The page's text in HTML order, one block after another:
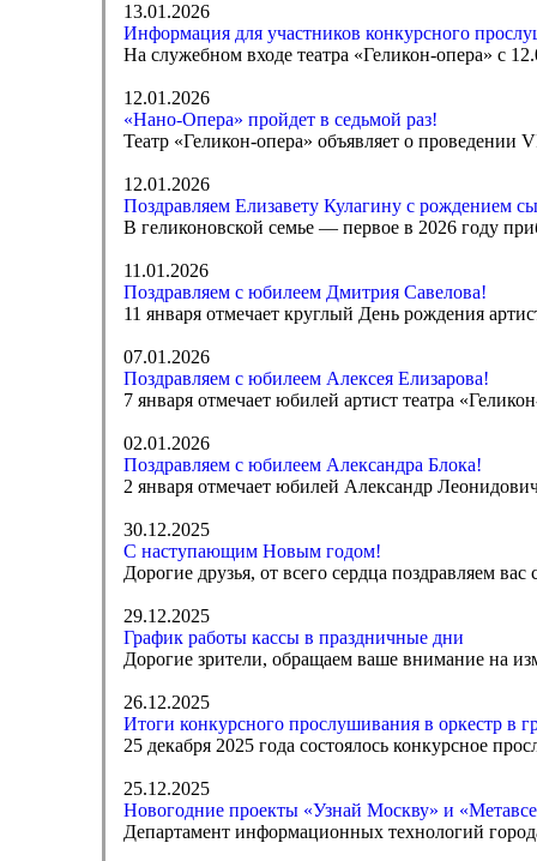
13.01.2026
Информация для участников конкурсного
На служебном входе театра «Геликон-опера» с
12.01.2026
«Нано-Опера» пройдет в седьмой раз!
Театр «Геликон-опера» объявляет о
12.01.2026
Поздравляем Елизавету Кулагину с рождением
В геликоновской семье — первое в 2026 году
11.01.2026
Поздравляем с юбилеем Дмитрия Савелова!
11 января отмечает круглый День рождения
07.01.2026
Поздравляем с юбилеем Алексея Елизарова!
7 января отмечает юбилей артист театра
02.01.2026
Поздравляем с юбилеем Александра Блока!
2 января отмечает юбилей Александр
30.12.2025
С наступающим Новым годом!
Дорогие друзья, от всего сердца поздравляем
29.12.2025
График работы кассы в праздничные дни
Дорогие зрители, обращаем ваше внимание на
26.12.2025
Итоги конкурсного прослушивания в оркестр в
25 декабря 2025 года состоялось конкурсное
25.12.2025
Новогодние проекты «Узнай Москву» и
Департамент информационных технологий